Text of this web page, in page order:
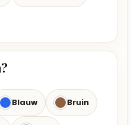
Blauw Bruin